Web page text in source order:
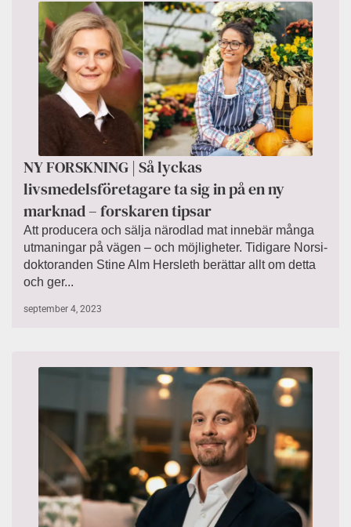
NY FORSKNING | Så lyckas
livsmedelsföretagare ta sig in på en ny
marknad – forskaren tipsar
Att producera och sälja närodlad mat innebär många
utmaningar på vägen – och möjligheter. Tidigare Norsi-
doktoranden Stine Alm Hersleth berättar allt om detta
och ger...
september 4, 2023